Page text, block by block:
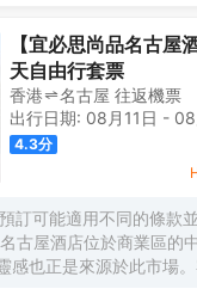
【宜必思尚品名古屋酒
天自由行套票
香港 名古屋 往返機票
出行日期: 08月11日 -
4.3分
訂可能適用不同的條款
古屋酒店位於商業區的
感也正是來源於此市場